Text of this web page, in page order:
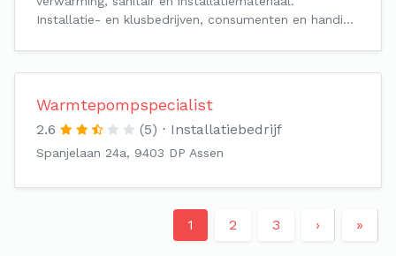
Installatie- en klusbedrijven, consumenten en handi…
Warmtepompspecialist
2.6 (5) Installatiebedrijf
Spanjelaan 24a, 9403 DP Assen
1 2 3 › »